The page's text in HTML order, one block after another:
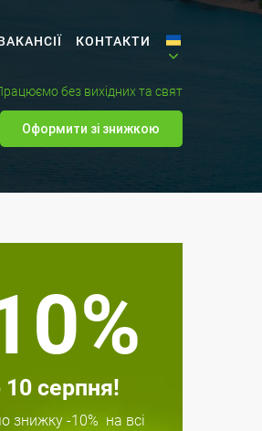
КОНТАКТИ
без вихідних та свят
Оформити зі знижкою
10 серпня!
знижку-10% на всі